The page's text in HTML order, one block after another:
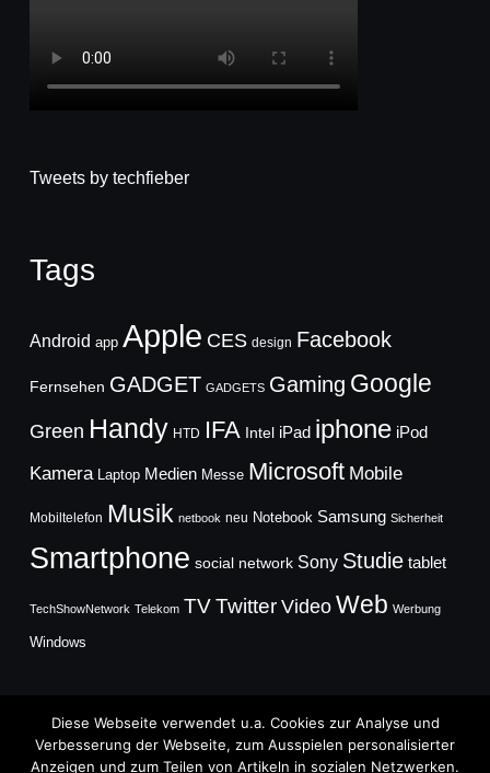
Tweets by techfieber
Tags
Android app Apple CES design Facebook
Fernsehen GADGET GADGETS Gaming Google
Green Handy HTD IFA Intel iPad iphone iPod
Kamera Laptop Medien Messe Microsoft Mobile
Mobiltelefon Musik netbook neu Notebook Samsung Sicherheit
Smartphone social network Sony Studie tablet
TechShowNetwork Telekom TVTwitter Video Web Werbung
Windows
Copyright © 2026
Diese Webseite verwendet u.a. Cookies zur Analyse und
Verbesserung der Webseite, zum Ausspielen personalisierter
Anzeigen und zum Teilen von Artikeln in sozialen Netzwerken.